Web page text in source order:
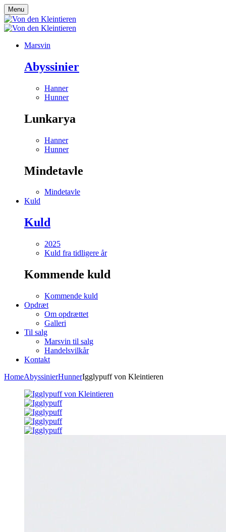
Menu
Marsvin
Abyssinier
Hanner
Hunner
Lunkarya
Hanner
Hunner
Mindetavle
Mindetavle
Kuld
Kuld
2025
Kuld fra tidligere år
Kommende kuld
Kommende kuld
Opdræt
Om opdrættet
Galleri
Til salg
Marsvin til salg
Handelsvilkår
Kontakt
HomeAbyssinierHunnerIgglypuff von Kleintieren